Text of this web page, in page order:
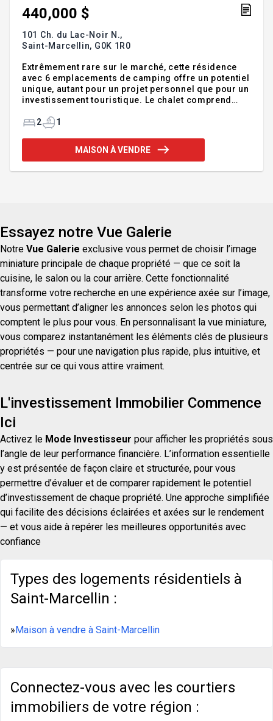
440,000 $
101 Ch. du Lac-Noir N.,
Saint-Marcellin, G0K 1R0
Extrêmement rare sur le marché, cette résidence
avec 6 emplacements de camping offre un potentiel
unique, autant pour un projet personnel que pour un
investissement touristique. Le chalet comprend
aire ouverte, ainsi qu'un poêle au propane qui
fenêtres permettent de profiter d'une vue superbe
sur le lac Noir, un décor naturel qui charme en toute
2 1
MAISON À VENDRE
Essayez notre Vue Galerie
Notre Vue Galerie exclusive vous permet de choisir l’image
miniature principale de chaque propriété — que ce soit la
cuisine, le salon ou la cour arrière. Cette fonctionnalité
transforme votre recherche en une expérience axée sur l’image,
vous permettant d’aligner les annonces selon les photos qui
comptent le plus pour vous. En personnalisant la vue miniature,
vous comparez instantanément les éléments clés de plusieurs
propriétés — pour une navigation plus rapide, plus intuitive, et
centrée sur ce qui vous attire vraiment.
L'investissement Immobilier Commence
Ici
Activez le Mode Investisseur pour afficher les propriétés sous
l’angle de leur performance financière. L’information essentielle
y est présentée de façon claire et structurée, pour vous
permettre d’évaluer et de comparer rapidement le potentiel
d’investissement de chaque propriété. Une approche simplifiée
qui facilite des décisions éclairées et axées sur le rendement
— et vous aide à repérer les meilleures opportunités avec
confiance
Types des logements résidentiels à
Saint-Marcellin :
»Maison à vendre à Saint-Marcellin
Connectez-vous avec les courtiers
immobiliers de votre région :